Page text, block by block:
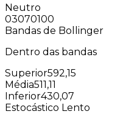
Neutro
03070100
Bandas de Bollinger
Dentro das bandas
Superior592,15
Média511,11
Inferior430,07
Estocástico Lento